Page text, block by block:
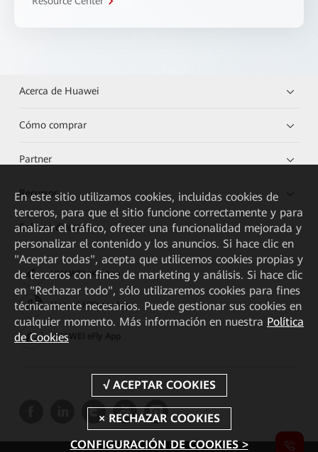
Acerca de Huawei
Cómo comprar
Partner
Recursos
Enlaces directos
HUAWEI eKit App
Huawei HiKnow App
HUAWEI eFly App
En este sitio utilizamos cookies, incluidas cookies de
terceros, para que el sitio funcione correctamente y para
analizar el tráfico, ofrecer una funcionalidad mejorada y
personalizar el contenido y los anuncios. Si hace clic en
"Aceptar todas", acepta que utilicemos cookies propias y
de terceros con fines de marketing y análisis. Si hace clic
en "Rechazar todo", sólo utilizaremos cookies para fines
técnicamente necesarios. Puede gestionar sus cookies en
cualquier momento. Más información en nuestra Política
de Cookies
CONFIGURACIÓN DE COOKIES >